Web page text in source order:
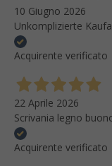
10 Giugno 2026
Unkomplizierte
Acquirente verificato
22 Aprile 2026
Scrivania legno
Acquirente verificato